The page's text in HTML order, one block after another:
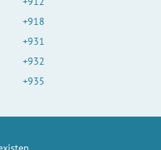
+918
+931
+932
+935